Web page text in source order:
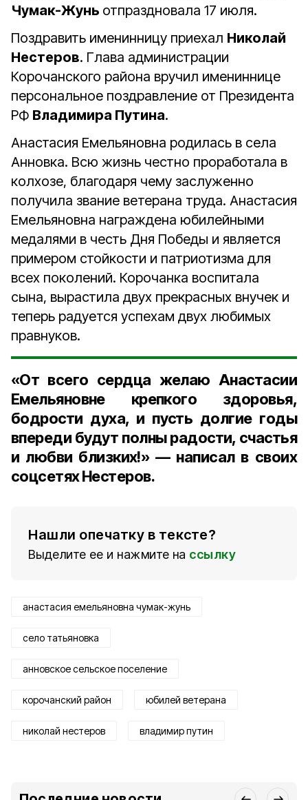
Чумак-Жунь отпраздновала 17 июля.
Поздравить именинницу приехал Николай
Нестеров. Глава администрации
Корочанского района вручил имениннице
персональное поздравление от Президента
РФ Владимира Путина.
Анастасия Емельяновна родилась в села
Анновка. Всю жизнь честно проработала в
колхозе, благодаря чему заслуженно
получила звание ветерана труда. Анастасия
Емельяновна награждена юбилейными
медалями в честь Дня Победы и является
примером стойкости и патриотизма для
всех поколений. Корочанка воспитала
сына, вырастила двух прекрасных внучек и
теперь радуется успехам двух любимых
правнуков.
«От всего сердца желаю Анастасии
Емельяновне крепкого здоровья,
бодрости духа, и пусть долгие годы
впереди будут полны радости, счастья
и любви близких!» — написал в своих
соцсетях Нестеров.
Нашли опечатку в тексте?
Выделите ее и нажмите на ссылку
анастасия емельяновна чумак-жунь
село татьяновка
анновское сельское поселение
корочанский район юбилей ветерана
николай нестеров владимир путин